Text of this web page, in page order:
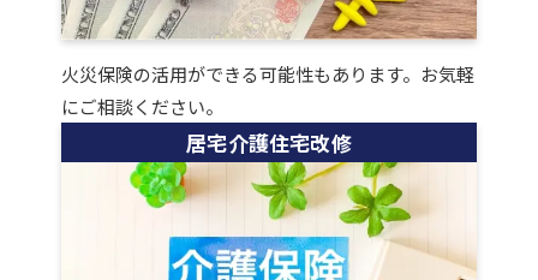
火災保険の活用ができる可能性もあります。お気軽
にご相談ください。
居宅介護住宅改修